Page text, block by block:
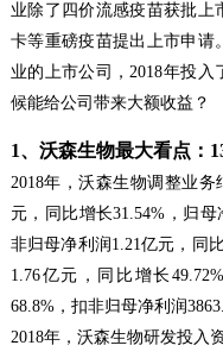
业除了四价流感疫苗获批上
卡等重磅疫苗提出上市申请
业的上市公司，2018年投入
候能给公司带来大额收益？
1、沃森生物最大看点：
2018年，沃森生物调整业务
元，同比增长31.54% ，归母
非归母净利润 1.21亿元，同
1.76亿元，同比增长 49.72%
68.8%，扣非归母净利润
2018年，沃森生物研发投入